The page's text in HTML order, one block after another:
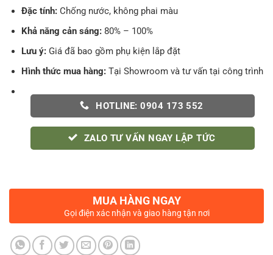
Đặc tính:Chống nước, không phai màu
Khả năng cản sáng:80% – 100%
Lưu ý:Giá đã bao gồm phụ kiện lắp đặt
Hình thức mua hàng:Tại Showroom và tư vấn tại công trình
HOTLINE: 0904 173 552
ZALO TƯ VẤN NGAY LẬP TỨC
MUA HÀNG NGAY
Gọi điện xác nhận và giao hàng tận nơi